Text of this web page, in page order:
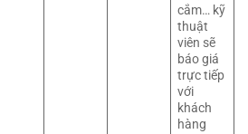
cắm… kỹ
thuật
viên sẽ
báo giá
trực tiếp
với
khách
hàng